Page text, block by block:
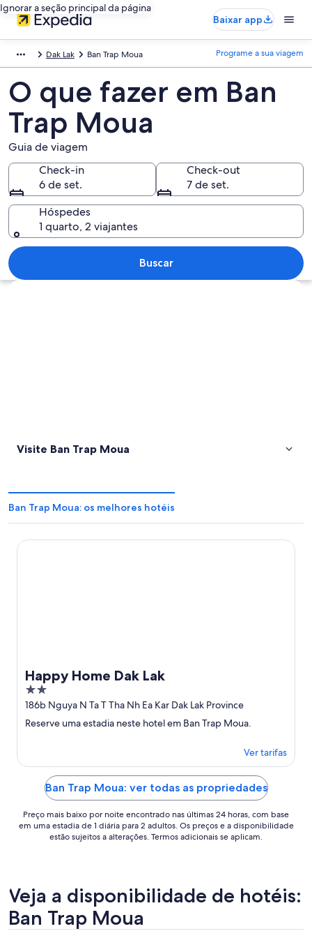
Ignorar a seção principal da página
Baixar app
Dak Lak Ban Trap Moua Programe a sua viagem
O que fazer em Ban
Trap Moua
Guia de viagem
Check-in
6 de set.
Check-out
7 de set.
Hóspedes
1 quarto, 2 viajantes
Buscar
Explorar mapa
Visite Ban Trap Moua
Ban Trap Moua: os melhores hotéis
Happy Home Dak Lak
2
out
of
186b Nguya N Ta T Tha Nh Ea Kar Dak Lak Province
Reserve uma estadia neste hotel em Ban Trap Moua.
Ver tarifas
Happy Home Dak Lak
Ban Trap Moua: ver todas as propriedades
Preço mais baixo por noite encontrado nas últimas 24 horas, com base
em uma estadia de 1 diária para 2 adultos. Os preços e a disponibilidade
estão sujeitos a alterações. Termos adicionais se aplicam.
Veja a disponibilidade de hotéis:
Ban Trap Moua